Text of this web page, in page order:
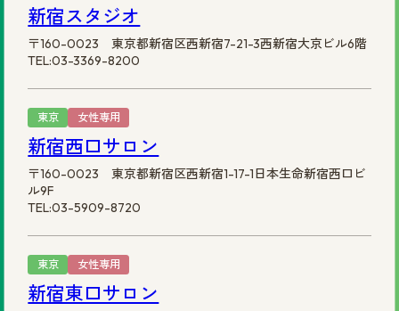
新宿スタジオ
〒160-0023 東京都新宿区西新宿7-21-3西新宿大京ビル6階
TEL:03-3369-8200
東京 女性専用
新宿西口サロン
〒160-0023 東京都新宿区西新宿1-17-1日本生命新宿西口ビ
ル9F
TEL:03-5909-8720
東京 女性専用
新宿東口サロン